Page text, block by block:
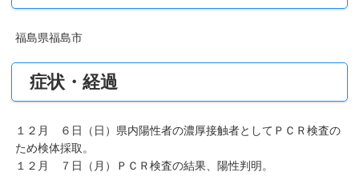
福島県福島市
症状・経過
１２月 ６日（日）県内陽性者の濃厚接触者としてＰＣＲ検査の
ため検体採取。
１２月 ７日（月）ＰＣＲ検査の結果、陽性判明。